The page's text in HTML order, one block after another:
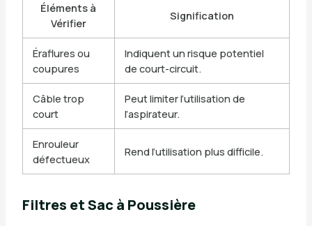
Éléments à
Vérifier
Signification
Éraflures ou
coupures
Indiquent un risque potentiel
de court-circuit.
Câble trop
court
Peut limiter l’utilisation de
l’aspirateur.
Enrouleur
défectueux
Rend l’utilisation plus difficile.
Filtres et Sac à Poussière